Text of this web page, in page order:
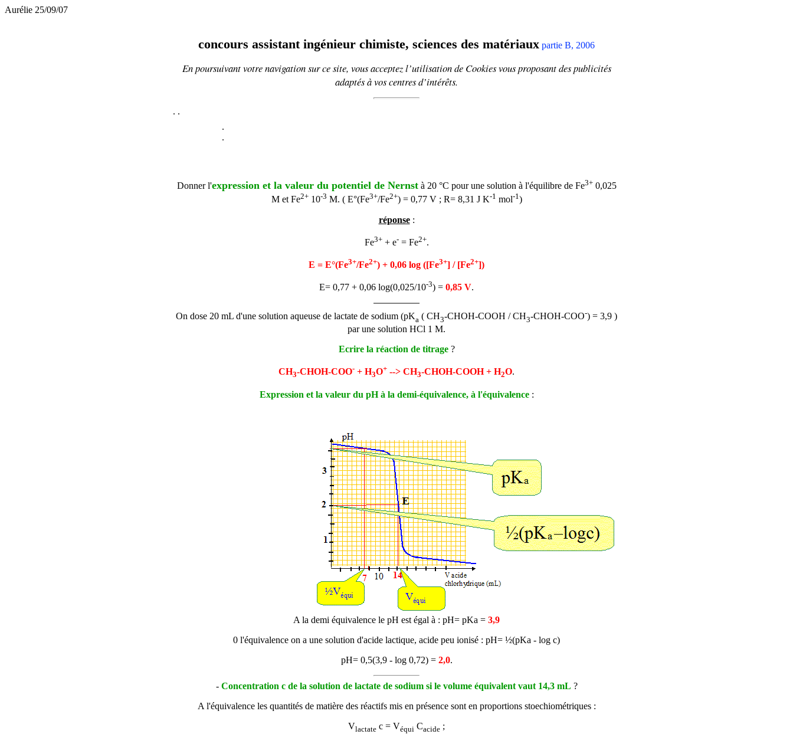
Aurélie 25/09/07
concours assistant ingénieur chimiste, sciences des matériaux partie B, 2006
En poursuivant votre navigation sur ce site, vous acceptez l’utilisation de Cookies vous proposant des publicités
adaptés à vos centres d’intérêts.
. .
.
.
Donner l'expression et la valeur du potentiel de Nernstà 20 °C pour une solution à l'équilibre de Fe3+0,025
M et Fe2+10-3 M. ( E°(Fe3+/Fe2+) = 0,77 V ; R= 8,31 J K-1 mol-1)
réponse:
Fe3++ e-= Fe2+.
E = E°(Fe3+/Fe2+) + 0,06 log ([Fe3+] / [Fe2+])
E= 0,77 + 0,06 log(0,025/10-3) = 0,85 V.
On dose 20 mL d'une solution aqueuse de lactate de sodium (pKa ( CH3-CHOH-COOH / CH3-CHOH-COO-) = 3,9 )
par une solution HCl 1 M.
Ecrire la réaction de titrage?
CH3-CHOH-COO- + H3O+ --> CH3-CHOH-COOH + H2O.
Expression et la valeur du pH à la demi-équivalence, à l'équivalence:
A la demi équivalence le pH est égal à : pH= pKa = 3,9
0 l'équivalence on a une solution d'acide lactique, acide peu ionisé : pH= ½(pKa - log c)
pH= 0,5(3,9 - log 0,72) = 2,0.
- Concentration c de la solution de lactate de sodium si le volume équivalent vaut 14,3 mL ?
A l'équivalence les quantités de matière des réactifs mis en présence sont en proportions stoechiométriques :
Vlactate c = Véqui Cacide ;